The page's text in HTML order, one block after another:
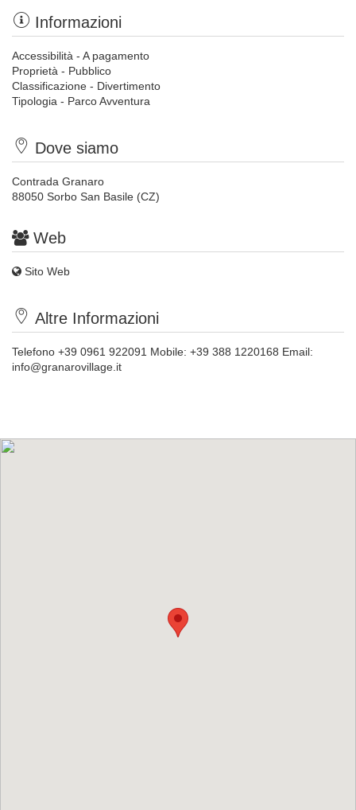
Informazioni
Accessibilità - A pagamento
Proprietà - Pubblico
Classificazione - Divertimento
Tipologia - Parco Avventura
Dove siamo
Contrada Granaro
88050 Sorbo San Basile (CZ)
Web
Sito Web
Altre Informazioni
Telefono +39 0961 922091 Mobile: +39 388 1220168 Email:
info@granarovillage.it